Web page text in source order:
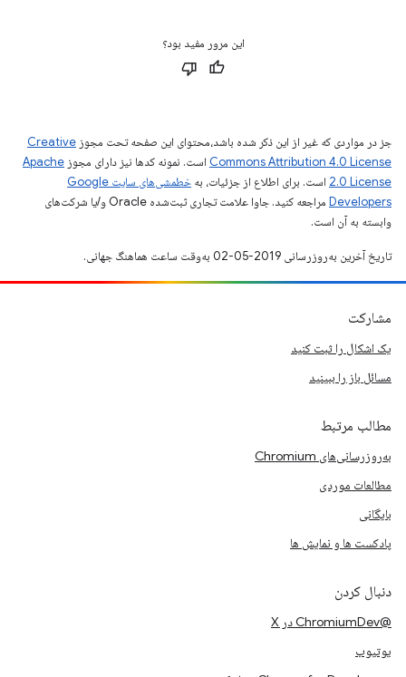
این مرور مفید بود؟
جز در مواردی که غیر از این ذکر شده باشد،‌محتوای این صفحه تحت مجوز Creative
Commons Attribution 4.0 License است. نمونه کدها نیز دارای مجوز Apache
2.0 License است. برای اطلاع از جزئیات، به
خطمشی‌های سایت Google
Developers‏
مراجعه کنید. جاوا علامت تجاری ثبت‌شده Oracle و/یا شرکت‌های
وابسته به آن است.
تاریخ آخرین به‌روزرسانی 2019-05-02 به‌وقت ساعت هماهنگ جهانی.
مشارکت
یک اشکال را ثبت کنید
مسائل باز را ببینید
مطالب مرتبط
به‌روزرسانی‌های Chromium
مطالعات موردی
بایگانی
پادکست ها و نمایش ها
دنبال کردن
@ChromiumDev در X
یوتیوب